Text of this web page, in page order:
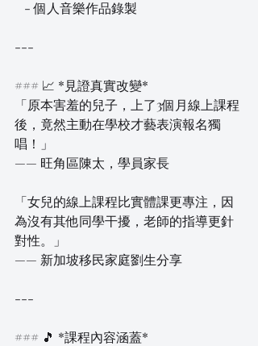
   - 個人音樂作品錄製
---
### 📈 *見證真實改變*
「原本害羞的兒子，上了3個月線上課程
後，竟然主動在學校才藝表演報名獨
唱！」
—— 旺角區陳太，學員家長
「女兒的線上課程比實體課更專注，因
為沒有其他同學干擾，老師的指導更針
對性。」
—— 新加坡移民家庭劉生分享
---
### 🎵 *課程內容涵蓋*